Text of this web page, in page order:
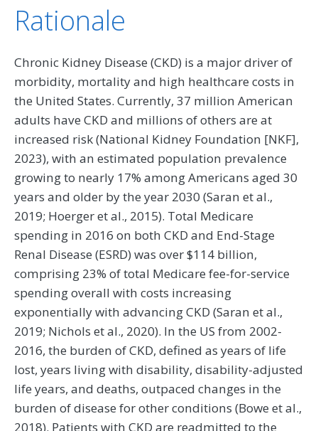
Rationale
Chronic Kidney Disease (CKD) is a major driver of
morbidity, mortality and high healthcare costs in
the United States. Currently, 37 million American
adults have CKD and millions of others are at
increased risk (National Kidney Foundation [NKF],
2023), with an estimated population prevalence
growing to nearly 17% among Americans aged 30
years and older by the year 2030 (Saran et al.,
2019; Hoerger et al., 2015). Total Medicare
spending in 2016 on both CKD and End-Stage
Renal Disease (ESRD) was over $114 billion,
comprising 23% of total Medicare fee-for-service
spending overall with costs increasing
exponentially with advancing CKD (Saran et al.,
2019; Nichols et al., 2020). In the US from 2002-
2016, the burden of CKD, defined as years of life
lost, years living with disability, disability-adjusted
life years, and deaths, outpaced changes in the
burden of disease for other conditions (Bowe et al.,
2018). Patients with CKD are readmitted to the